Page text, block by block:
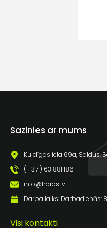
Sazinies ar mums
Kuldīgas iela 69a, Saldus,
(+ 371) 63 881 186
info@hards.lv
Darba laiks: Darbadienās:
Visi kontakti